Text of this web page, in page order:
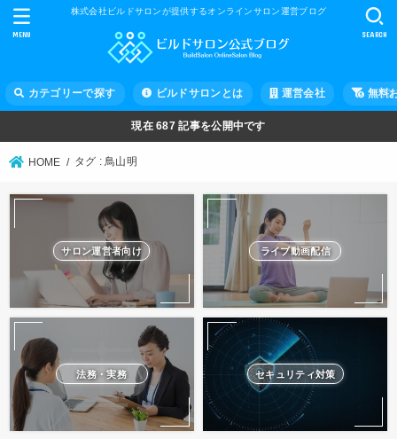
株式会社ビルドサロンが提供するオンラインサロン運営ブログ
カテゴリーで探す ビルドサロンとは 運営会社 無料
SEARCH
MENU
現在687 記事を公開中です
HOME タグ : 鳥山明
サロン運営者向け ライブ動画配信
法務・実務 セキュリティ対策